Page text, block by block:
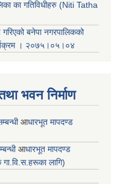
का गतिविधीहरु (Niti Tatha
बनेपा नगरपालिकको
। २०७५।०५।०४
भवन निर्माण
आधारभूत मापदण्ड
आधारभूत मापदण्ड
गा.वि.स.हरूका लागि)